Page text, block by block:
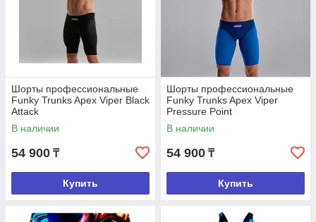
Шорты профессиональные
Funky Trunks Apex Viper Black
Attack
В наличии
54 900 ₸
Купить
Шорты профессиональные
Funky Trunks Apex Viper
Pressure Point
В наличии
54 900 ₸
Купить